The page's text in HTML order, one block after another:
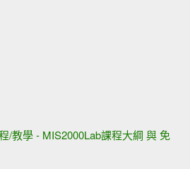
/教學 - MIS2000Lab課程大綱 與 免